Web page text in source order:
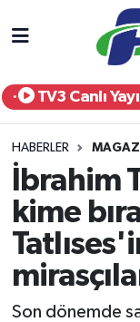
TV3 Canlı
HABERLER
İbrahim
kime
Son dönemde
Yurt Haber
Afyon
Siyaset
Spor
Süper Lig